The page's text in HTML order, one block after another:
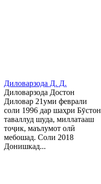
Диловарзода Д. Д.
Диловарзода Достон
Диловар 21уми феврали
соли 1996 дар шаҳри Бӯстон
таваллуд шуда, миллатааш
тоҷик, маълумот олӣ
мебошад. Соли 2018
Донишкад...